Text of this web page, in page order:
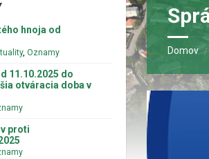
Domov
hnoja od
, Oznamy
11.10.2025 do
otváracia doba v
proti